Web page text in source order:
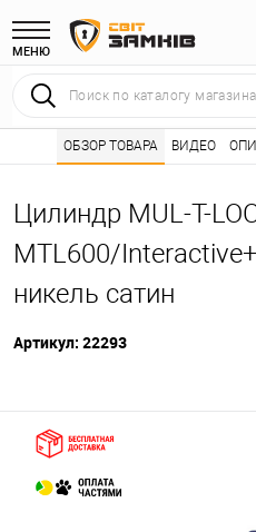
МЕНЮ
Интернет магазин замков
Цилиндр MUL-T-
MTL600/
никель сатин
Артикул: 22293
ОБЗОР ТОВАРА ВИДЕО